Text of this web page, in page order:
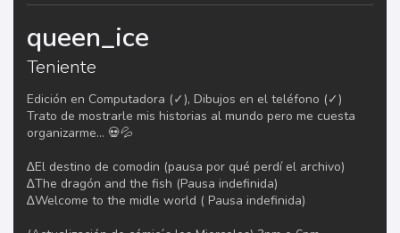
queen_ice
Teniente
Edición en Computadora (✓), Dibujos en el teléfono (✓)
Trato de mostrarle mis historias al mundo pero me cuesta
organizarme... 💀💦
∆El destino de comodin (pausa por qué perdí el archivo)
∆The dragón and the fish (Pausa indefinida)
∆Welcome to the midle world ( Pausa indefinida)